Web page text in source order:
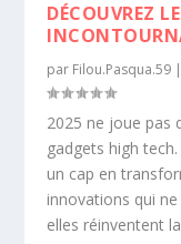
DÉCOUVREZ
par Filou.Pasqua.59 |
2025 ne joue pas
gadgets high
un cap en
innovations qui
elles réinventent